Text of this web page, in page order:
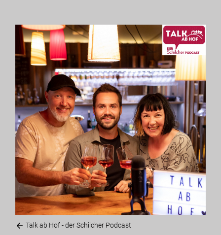
Talk ab Hof - der Schilcher Podcast